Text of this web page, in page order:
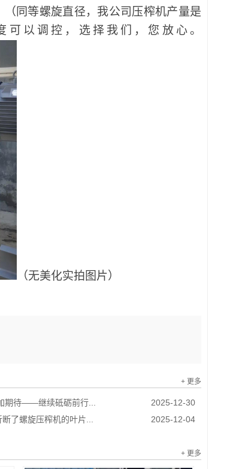
同等螺旋直径，我公司压榨机产量是
以调控，选择我们，您放心。
（无美化实拍图片）
+ 更多
2025-12-30
期待——继续砥砺前行...
2025-12-04
了螺旋压榨机的叶片...
+ 更多